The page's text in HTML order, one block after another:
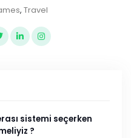
, Travel
sistemi seçerken
?